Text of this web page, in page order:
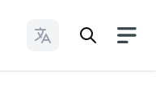
Cambiar idioma